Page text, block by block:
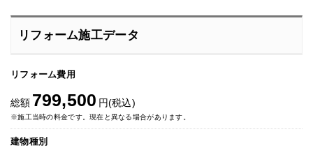
リフォーム施工データ
リフォーム費用
総額 799,500 円(税込)
※施工当時の料金です。現在と異なる場合があります。
建物種別